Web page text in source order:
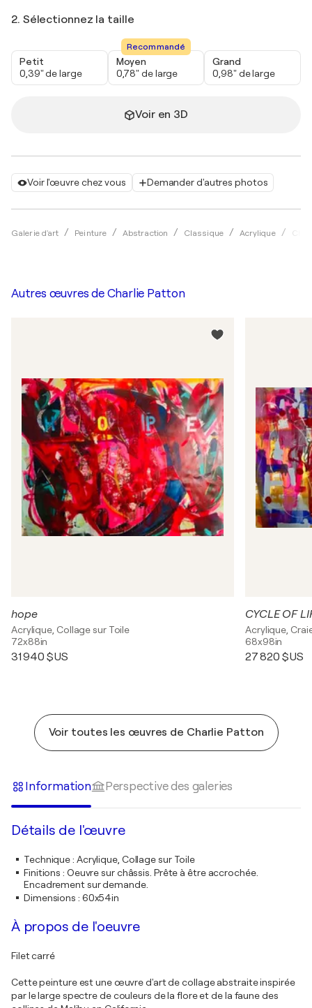
Voir l'œuvre chez vous Demander d'autres photos
Galerie d'art Peinture Abstraction Classique Acrylique
2. Sélectionnez la taille
Petit
0,39" de large
Recommandé
Moyen
0,78" de large
Grand
0,98" de large
Voir en 3D
Autres œuvres de Charlie Patton
hope
Acrylique, Collage sur Toile
72x88in
31 940 $US
CYCLE OF
Acrylique,
68x98in
27 820 $US
Voir toutes les œuvres de Charlie Patton
Information Perspective des galeries
Détails de l'œuvre
Technique: Acrylique, Collage sur Toile
Finitions : Oeuvre sur châssis. Prête à être accrochée.
Encadrement sur demande.
Dimensions : 60x54in
À propos de l'oeuvre
Filet carré
Cette peinture est une œuvre d'art de collage abstraite inspirée
par le large spectre de couleurs de la flore et de la faune des